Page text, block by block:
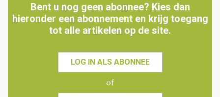
Bent u nog geen abonnee? Kies dan
hieronder een abonnement en krijg toegang
tot alle artikelen op de site.
LOG IN ALS ABONNEE
of